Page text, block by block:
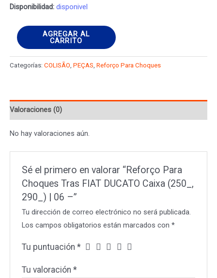
Disponibilidad: disponivel
Reforço
Para
Choques
Caixa
290_)
|
cantidad
AGREGAR AL
CARRITO
Categorías: COLISÃO, PEÇAS, Reforço Para Choques
Valoraciones (0)
No hay valoraciones aún.
Sé el primero en valorar “Reforço Para
Choques Tras FIAT DUCATO Caixa (250_,
290_) | 06 –”
Tu dirección de correo electrónico no será publicada.
Los campos obligatorios están marcados con*
Tu puntuación*
Tu valoración*